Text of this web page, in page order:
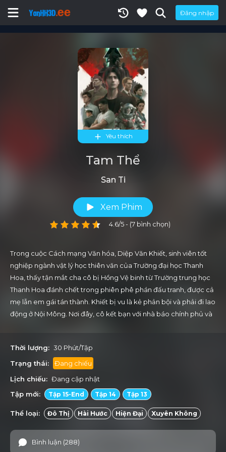
Đăng nhập
Yêu thích
Tam Thể
San Ti
Xem Phim
4.6/5 - (7 bình chọn)
Trong cuộc Cách mạng Văn hóa, Diệp Văn Khiết, sinh viên tốt
nghiệp ngành vật lý học thiên văn của Trường đại học Thanh
Hoa, thấy tận mắt cha cô bị Hồng Vệ binh từ Trường trung học
Thanh Hoa đánh chết trong phiên phê phán đấu tranh, được cả
mẹ lẫn em gái tán thành. Khiết bị vu là kẻ phản bội và phải đi lao
động ở Nội Mông. Nơi đây, cô kết bạn với nhà báo chính phủ và
mà cô đã đọc. Tuy nhiên, Khiết đã bị nhà báo này phản bội và
cô bị khép án tù sau khi bức thư bị chính phủ xem xét là phiến
động (phản động). Trong tù, cô được hai nhà vật lý quân sự là
việc cho Dự án Hồng Ngạn, một chương trình ​​bí mật của quân
đội Trung Quốc muốn dùng sóng điện vô tuyến tần số cao làm
Khiết. Cô phát hiện rằng sóng vô tuyến có thể được khuếch đại
bằng cách lợi dụng các hốc vi sóng trong mặt trời. Bằng cách
Thời lượng: 30 Phút/Tập
Trạng thái:
Đang chiếu
Lịch chiếu: Đang cập nhật
Tập mới:
Tập 15-End Tập 14 Tập 13
Thể loại: Đô Thị Hài Hước Hiện Đại Xuyên Không
Bình luận (288)